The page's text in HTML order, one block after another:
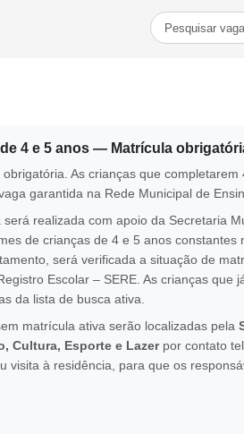
4 e 5 anos — Matrícula
As crianças que completarem
garantida na Rede Municipal de
será realizada com apoio da Secretaria
de crianças de 4 e 5 anos constantes
será verificada a situação de
Escolar – SERE. As crianças que
da lista de busca ativa.
matrícula ativa serão localizadas pela
Cultura, Esporte e Lazerpor contato
visita à residência, para que os